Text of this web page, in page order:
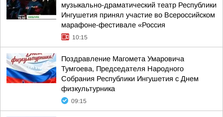
музыкально-драматический театр Республики
Ингушетия принял участие во Всероссийском
марафоне-фестивале «Россия
10:15
Поздравление Магомета Умаровича
Тумгоева, Председателя Народного
Собрания Республики Ингушетия с Днем
физкультурника
09:15